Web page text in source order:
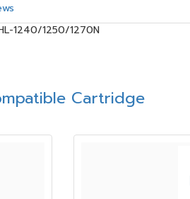
1240/1250/1270N
Cartridge